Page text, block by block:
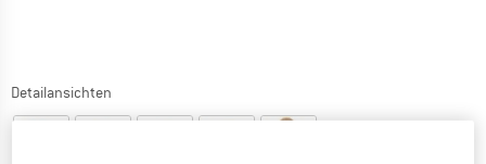
Detailansichten